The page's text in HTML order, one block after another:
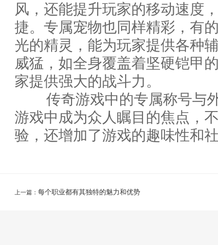
风，还能提升玩家的移动速度
捷。专属宠物也同样精彩，有
光的精灵，能为玩家提供各种
威猛，如全身覆盖着坚硬铠甲
家提供强大的战斗力。
传奇游戏中的专属称号与
游戏中成为众人瞩目的焦点，
验，还增加了游戏的趣味性和
上一篇： 每个职业都有其独特的魅力和优势